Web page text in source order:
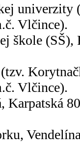
univerzity
Vlčince).
škole (SŠ),
Vlčince).
Karpatská